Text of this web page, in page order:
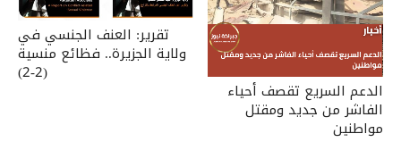
الدعم السريع تقصف أحياء
الفاشر من جديد ومقتل
مواطنين
تقرير: العنف الجنسي في
ولاية الجزيرة.. فظائع منسية
(2-2)